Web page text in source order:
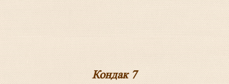
Кондак 7